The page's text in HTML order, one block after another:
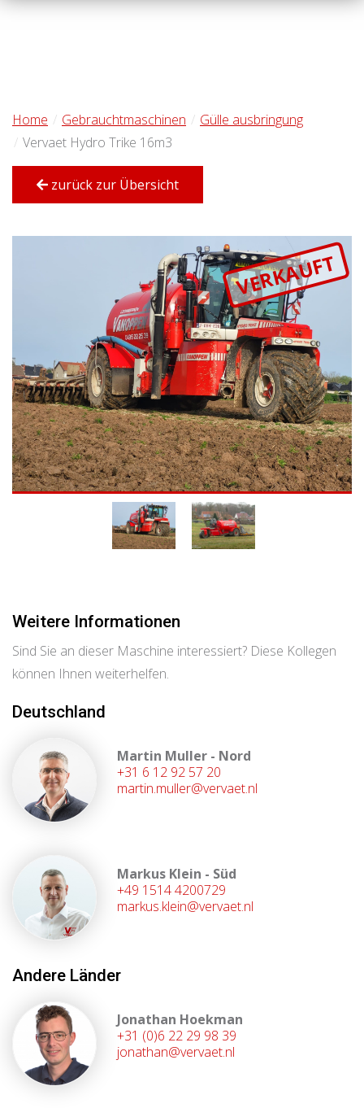
Home Gebrauchtmaschinen
Gülle ausbringung
Vervaet Hydro Trike 16m3
zurück zur Übersicht
VERKAUFT
Weitere Informationen
Sind Sie an dieser Maschine interessiert? Diese Kollegen
können Ihnen weiterhelfen.
Deutschland
Martin Muller - Nord
+31 6 12 92 57 20
martin.muller@vervaet.nl
Markus Klein - Süd
+49 1514 4200729
markus.klein@vervaet.nl
Andere Länder
Jonathan Hoekman
+31 (0)6 22 29 98 39
jonathan@vervaet.nl